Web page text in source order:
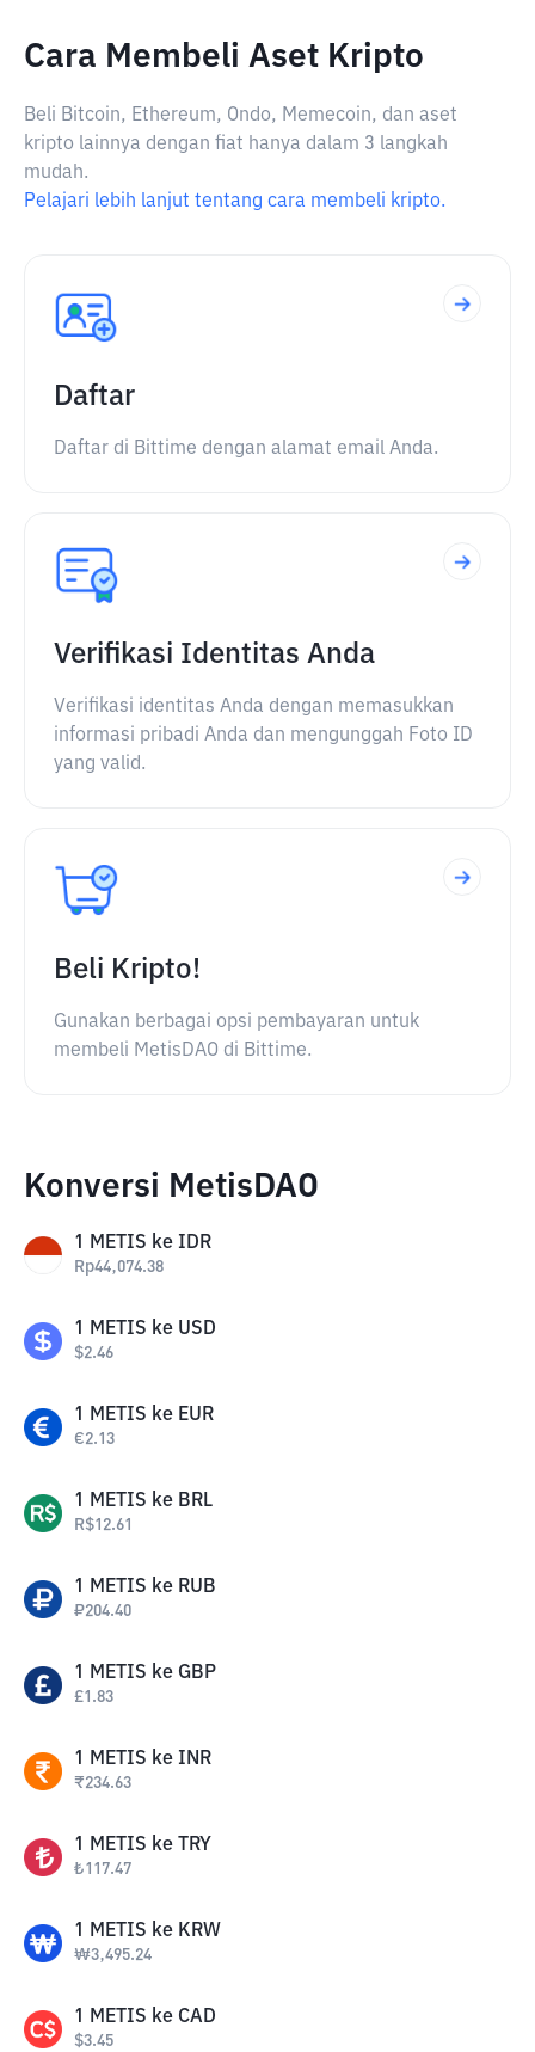
Cara Membeli Aset Kripto
Beli Bitcoin, Ethereum, Ondo, Memecoin, dan aset
kripto lainnya dengan fiat hanya dalam 3 langkah
mudah.
Pelajari lebih lanjut tentang cara membeli kripto.
Daftar
Daftar di Bittime dengan alamat email Anda.
Verifikasi Identitas Anda
Verifikasi identitas Anda dengan memasukkan
informasi pribadi Anda dan mengunggah Foto ID
yang valid.
Beli Kripto!
Gunakan berbagai opsi pembayaran untuk
membeli MetisDAO di Bittime.
Konversi MetisDAO
1 METIS ke IDR
Rp44,074.38
1 METIS ke USD
$2.46
1 METIS ke EUR
€2.13
1 METIS ke BRL
R$12.61
1 METIS ke RUB
₽204.40
1 METIS ke GBP
£1.83
1 METIS ke INR
₹234.63
1 METIS ke TRY
₺117.47
1 METIS ke KRW
₩3,495.24
1 METIS ke CAD
$3.45